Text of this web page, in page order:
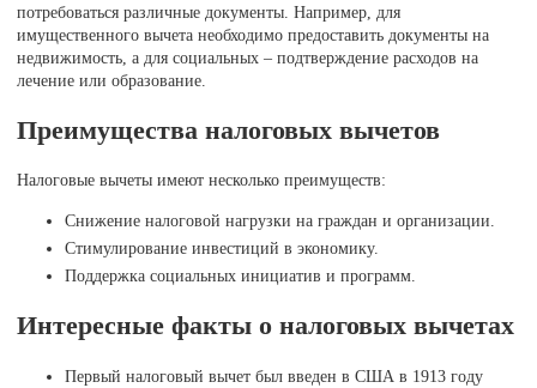
потребоваться различные документы. Например, для
имущественного вычета необходимо предоставить документы на
недвижимость, а для социальных – подтверждение расходов на
лечение или образование.
Преимущества налоговых вычетов
Налоговые вычеты имеют несколько преимуществ:
Снижение налоговой нагрузки на граждан и организации.
Стимулирование инвестиций в экономику.
Поддержка социальных инициатив и программ.
Интересные факты о налоговых вычетах
Первый налоговый вычет был введен в США в 1913 году